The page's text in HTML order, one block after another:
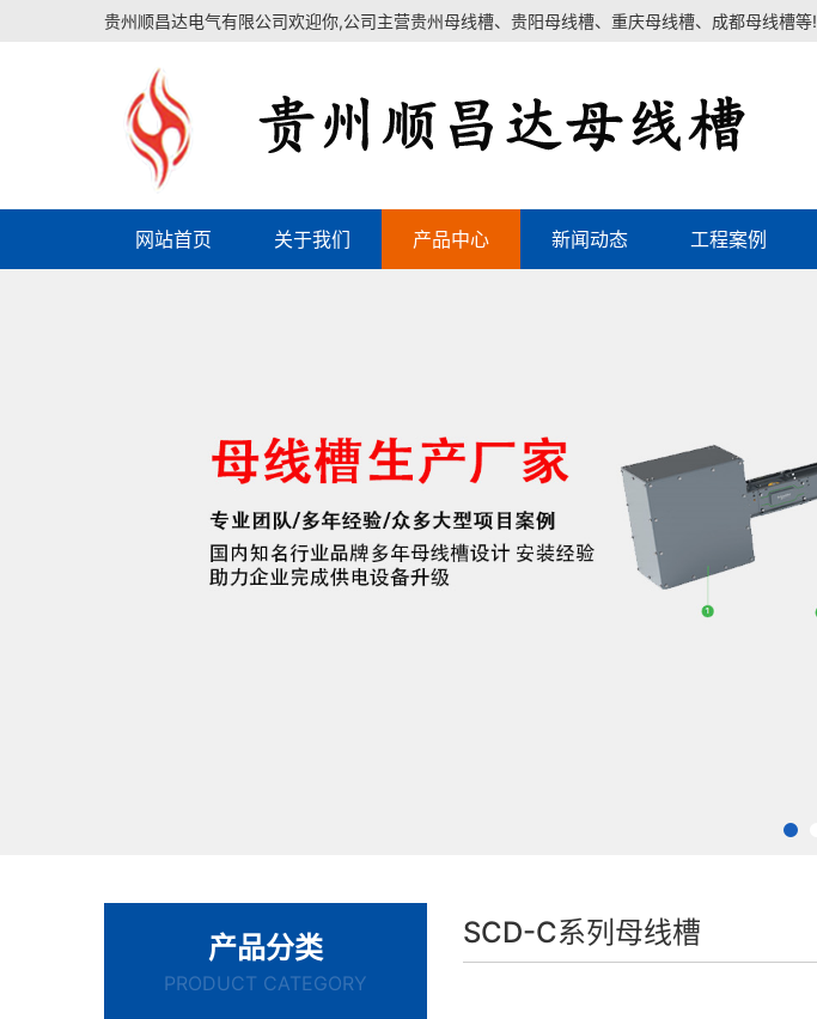
贵州顺昌达电气有限公司欢迎你,公司主营贵州母线槽、贵阳母线槽、重庆母线槽、成都母线槽等!
网站首页 关于我们 产品中心 新闻动态 工程案例
产品分类
PRODUCT CATEGORY
SCD-C系列母线槽